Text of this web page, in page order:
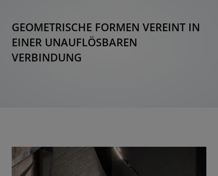
GEOMETRISCHE FORMEN VEREINT IN
EINER UNAUFLÖSBAREN
VERBINDUNG